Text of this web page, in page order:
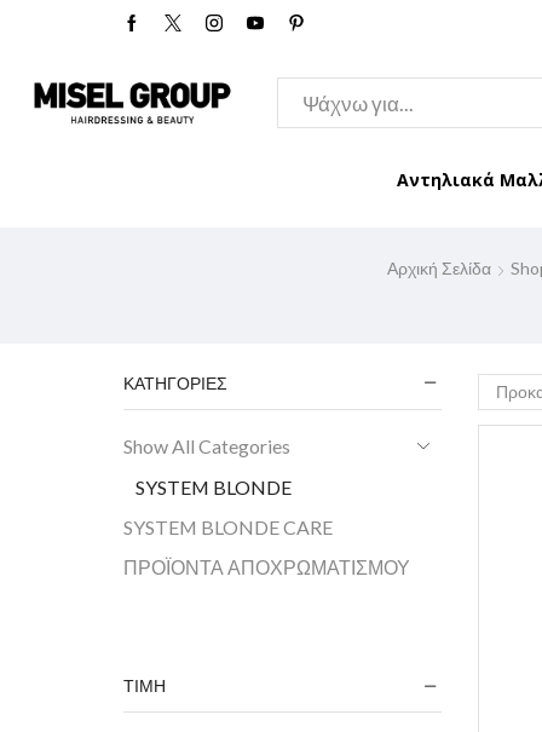
Αντηλιακά
Αρχική Σελίδα
ΚΑΤΗΓΟΡΊΕΣ
Show All Categories
SYSTEM BLONDE
SYSTEM BLONDE CARE
ΠΡΟΪΟΝΤΑ ΑΠΟΧΡΩΜΑΤΙΣΜΟΥ
ΤΙΜΗ